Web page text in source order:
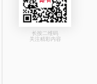
长按二维码
关注精彩内容